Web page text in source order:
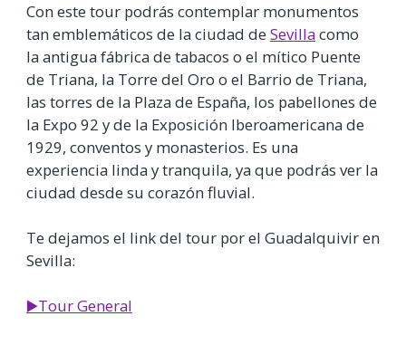
Con este tour podrás contemplar monumentos
tan emblemáticos de la ciudad de Sevillacomo
la antigua fábrica de tabacos o el mítico Puente
de Triana, la Torre del Oro o el Barrio de Triana,
las torres de la Plaza de España, los pabellones de
la Expo 92 y de la Exposición Iberoamericana de
1929, conventos y monasterios. Es una
experiencia linda y tranquila, ya que podrás ver la
ciudad desde su corazón fluvial.
Te dejamos el link del tour por el Guadalquivir en
Sevilla:
▶️Tour General